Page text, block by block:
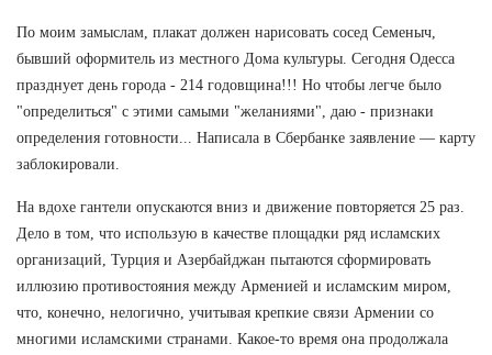
По моим замыслам, плакат должен нарисовать сосед Семеныч,
бывший оформитель из местного Дома культуры. Сегодня Одесса
празднует день города - 214 годовщина!!! Но чтобы легче было
"определиться" с этими самыми "желаниями", даю - признаки
определения готовности... Написала в Сбербанке заявление — карту
заблокировали.
На вдохе гантели опускаются вниз и движение повторяется 25 раз.
Дело в том, что использую в качестве площадки ряд исламских
организаций, Турция и Азербайджан пытаются сформировать
иллюзию противостояния между Арменией и исламским миром,
что, конечно, нелогично, учитывая крепкие связи Армении со
многими исламскими странами. Какое-то время она продолжала